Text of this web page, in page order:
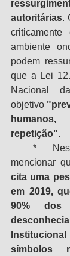
autoritárias.
ambiente
podem
que a Lei
Nacional
objetivo
repetição".
*
cita uma
em 2019,
90% dos
símbolos